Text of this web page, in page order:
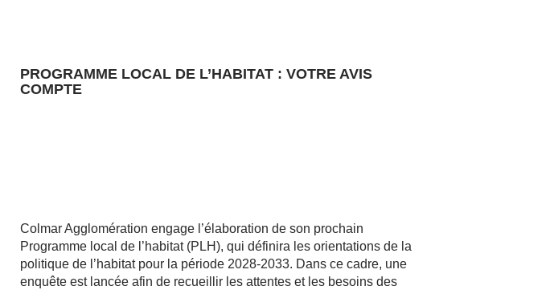
PROGRAMME LOCAL DE L’HABITAT : VOTRE AVIS
COMPTE
Colmar Agglomération engage l’élaboration de son prochain
Programme local de l’habitat (PLH), qui définira les orientations de la
politique de l’habitat pour la période 2028-2033. Dans ce cadre, une
enquête est lancée afin de recueillir les attentes et les besoins des